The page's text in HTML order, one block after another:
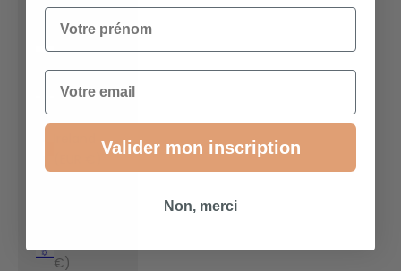
Indonesia
(EUR €)
Iraq (EUR
€)
Votre prénom
Email
Valider mon inscription
Non, merci